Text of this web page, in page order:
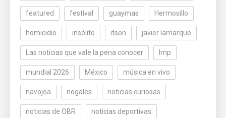
featured festival guaymas Hermosillo
homicidio insólito itson javier lamarque
Las noticias que vale la pena conocer lmp
mundial 2026 México música en vivo
navojoa nogales noticias curiosas
noticias de OBR noticias deportivas